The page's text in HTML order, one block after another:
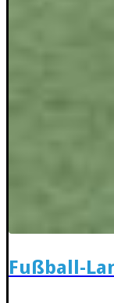
Fußball-